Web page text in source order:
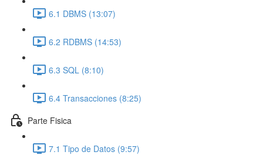
6.1 DBMS (13:07)
6.2 RDBMS (14:53)
6.3 SQL (8:10)
6.4 Transacciones (8:25)
Parte Fisica
7.1 Tipo de Datos (9:57)